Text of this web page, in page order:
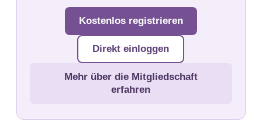
Kostenlos registrieren
Direkt einloggen
Mehr über die Mitgliedschaft
erfahren